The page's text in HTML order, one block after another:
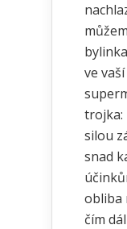
ve
trojka:
silou
snad
obliba
čím